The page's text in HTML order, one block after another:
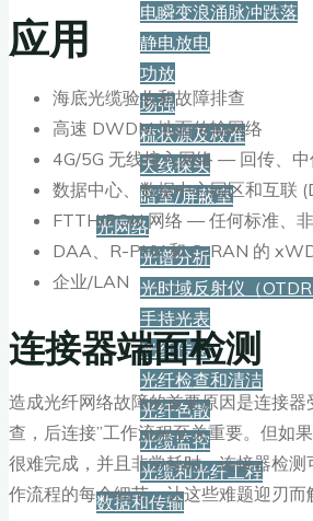
电瞬变浪涌脉冲跌落
静电放电
功放
场强
梳状源及校准
天线探头
暗室/屏蔽室
光网络
光谱分析
光时域反射仪（OTDR
手持光表
光纤传感
光纤检查和清洁
光纤色散
光缆监控
光缆和光纤工程
数据和传输
应用
海底光缆验收和故障排查
高速 DWDM 地面传输网络
4G/5G 无线接入网络 — 回传、
数据中心、数据中心园区和互联
FTTH/PON 网络 — 任何标准、
DAA、R-PHY 和 C-RAN 的
企业/LAN
连接器端面检测
造成光纤网络故障的首要原因是连接器
查，后连接”工作流程至关重要。但如
很难完成，并且非常耗时。连接器检
作流程的每个细节，让这些难题迎刃而